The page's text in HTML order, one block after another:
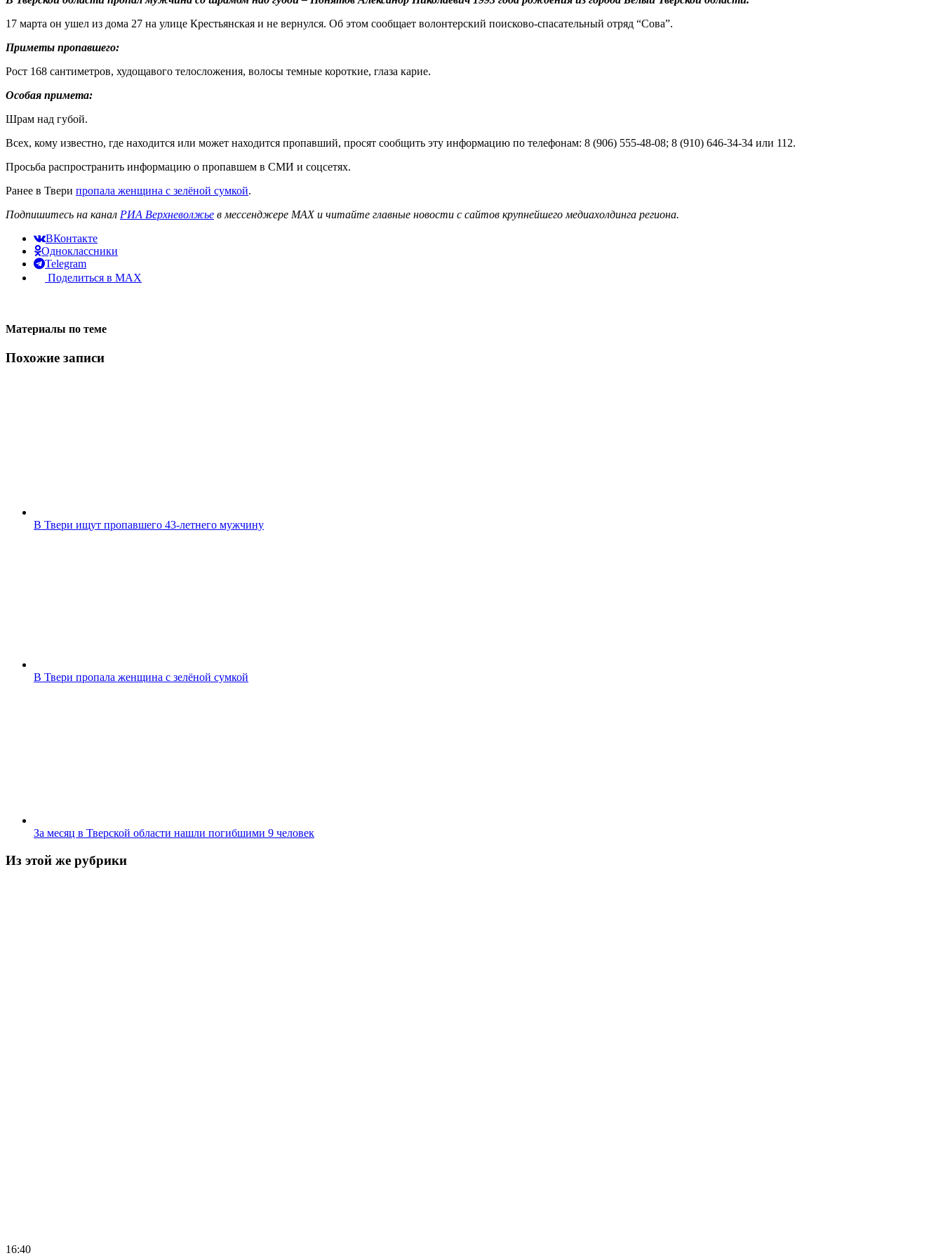
17 марта он ушел из дома 27 на улице Крестьянская и не вернулся. Об этом сообщает волонтерский поисково-спасательный отряд “Сова”.
Приметы пропавшего:
Рост 168 сантиметров, худощавого телосложения, волосы темные короткие, глаза карие.
Особая примета:
Шрам над губой.
Всех, кому известно, где находится или может находится пропавший, просят сообщить эту информацию по телефонам: 8 (906) 555-48-08; 8 (910) 646-34-34 или 112.
Просьба распространить информацию о пропавшем в СМИ и соцсетях.
Ранее в Твери пропала женщина с зелёной сумкой.
Подпишитесь на канал РИА Верхневолжье в мессенджере MAX и читайте главные новости с сайтов крупнейшего медиахолдинга региона.
ВКонтакте
Одноклассники
Telegram
Поделиться в MAX
Материалы по теме
Похожие записи
В Твери ищут пропавшего 43-летнего мужчину
В Твери пропала женщина с зелёной сумкой
За месяц в Тверской области нашли погибшими 9 человек
Из этой же рубрики
16:40